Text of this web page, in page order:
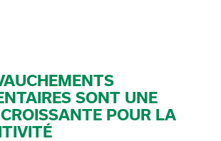
SONT UNE
POUR LA